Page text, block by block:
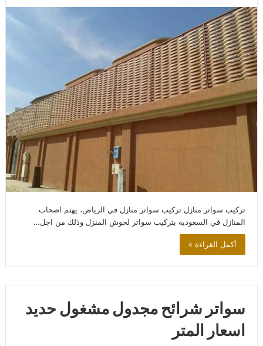
تركيب سواتر منازل تركيب سواتر منازل في الرياض، يهتم اصحاب
المنازل في السعودية بتركيب سواتر لحوش المنزل وذلك من اجل…
أكمل القراءة »
سواتر شرائح مجدول مشغول حديد
اسعار المتر